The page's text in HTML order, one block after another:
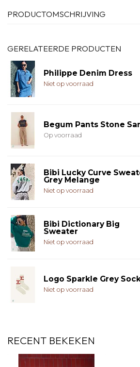
PRODUCTOMSCHRIJVING
GERELATEERDE PRODUCTEN
Philippe Denim Dress
Niet op voorraad
Begum Pants Stone
Op voorraad
Bibi Lucky Curve
Grey Melange
Niet op voorraad
Bibi Dictionary Big
Sweater
Niet op voorraad
Logo Sparkle Grey
Niet op voorraad
RECENT BEKEKEN